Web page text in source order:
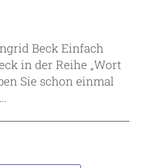
Beck Einfach
in der Reihe „Wort
Sie schon einmal